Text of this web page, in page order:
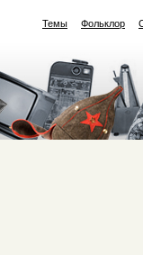
Темы Фольклор